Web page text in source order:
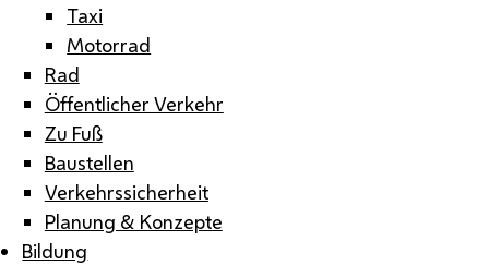
Taxi
Motorrad
Rad
Öffentlicher Verkehr
Zu Fuß
Baustellen
Verkehrssicherheit
Planung & Konzepte
Bildung